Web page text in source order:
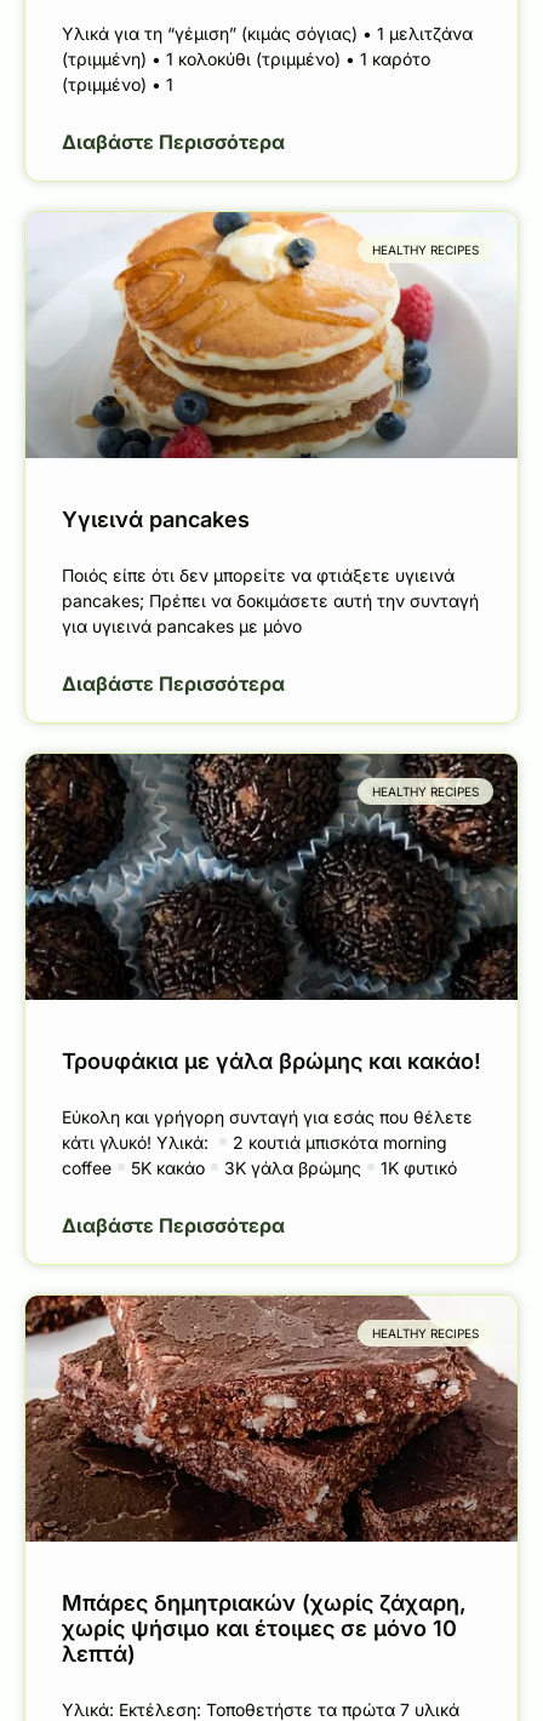
Υλικά για τη “γέμιση” (κιμάς σόγιας) • 1 μελιτζάνα
(τριμμένη) • 1 κολοκύθι (τριμμένο) • 1 καρότο
(τριμμένο) • 1
Διαβάστε Περισσότερα
HEALTHY RECIPES
Υγιεινά pancakes
Ποιός είπε ότι δεν μπορείτε να φτιάξετε υγιεινά
pancakes; Πρέπει να δοκιμάσετε αυτή την συνταγή
για υγιεινά pancakes με μόνο
Διαβάστε Περισσότερα
HEALTHY RECIPES
Τρουφάκια με γάλα βρώμης και κακάο!
Εύκολη και γρήγορη συνταγή για εσάς που θέλετε
κάτι γλυκό! Υλικά:
2 κουτιά μπισκότα morning
coffee
5Κ κακάο 3Κ γάλα βρώμης 1Κ φυτικό
Διαβάστε Περισσότερα
HEALTHY RECIPES
Μπάρες δημητριακών (χωρίς ζάχαρη,
χωρίς ψήσιμο και έτοιμες σε μόνο 10
λεπτά)
Υλικά: Εκτέλεση: Τοποθετήστε τα πρώτα 7 υλικά